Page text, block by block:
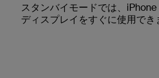
スタンバイモードでは、
ディスプレイをすぐに使用でき